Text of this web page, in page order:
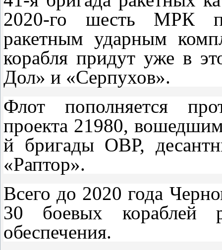
2020-го шесть МРК
ракетным ударным
корабля придут уже в
Дол» и «Серпухов».
Флот пополняется
проекта 21980,
й бригады ОВР,
«Раптор».
Всего до 2020 года
30 боевых кораблей
обеспечения.